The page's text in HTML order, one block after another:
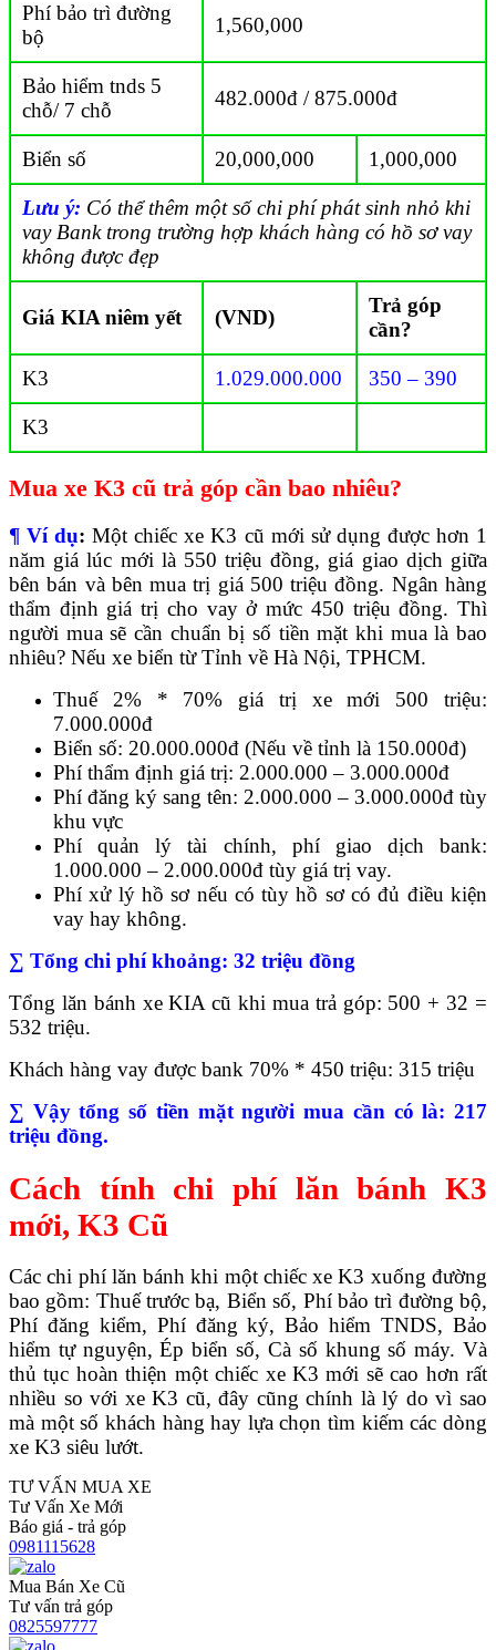
Phí bảo trì đường
bộ
1,560,000
Bảo hiểm tnds 5
chỗ/ 7 chỗ
482.000đ / 875.000đ
Biển số 20,000,000 1,000,000
Lưu ý: Có thể thêm một số chi phí phát sinh nhỏ khi
vay Bank trong trường hợp khách hàng có hồ sơ vay
không được đẹp
Giá KIA niêm yết (VND)
Trả góp
cần?
K3 1.029.000.000 350 – 390
K3
Mua xe K3 cũ trả góp cần bao nhiêu?
¶ Ví dụ: Một chiếc xe K3 cũ mới sử dụng được hơn 1
năm giá lúc mới là 550 triệu đồng, giá giao dịch giữa
bên bán và bên mua trị giá 500 triệu đồng. Ngân hàng
thẩm định giá trị cho vay ở mức 450 triệu đồng. Thì
người mua sẽ cần chuẩn bị số tiền mặt khi mua là bao
nhiêu? Nếu xe biển từ Tỉnh về Hà Nội, TPHCM.
Thuế 2% * 70% giá trị xe mới 500 triệu:
7.000.000đ
Biển số: 20.000.000đ (Nếu về tỉnh là 150.000đ)
Phí thẩm định giá trị: 2.000.000 – 3.000.000đ
Phí đăng ký sang tên: 2.000.000 – 3.000.000đ tùy
khu vực
Phí quản lý tài chính, phí giao dịch bank:
1.000.000 – 2.000.000đ tùy giá trị vay.
Phí xử lý hồ sơ nếu có tùy hồ sơ có đủ điều kiện
vay hay không.
∑ Tổng chi phí khoảng: 32 triệu đồng
Tổng lăn bánh xe KIA cũ khi mua trả góp: 500 + 32 =
532 triệu.
Khách hàng vay được bank 70% * 450 triệu: 315 triệu
∑ Vậy tổng số tiền mặt người mua cần có là: 217
triệu đồng.
Cách tính chi phí lăn bánh K3
mới, K3 Cũ
Các chi phí lăn bánh khi một chiếc xe K3 xuống đường
bao gồm: Thuế trước bạ, Biển số, Phí bảo trì đường bộ,
Phí đăng kiểm, Phí đăng ký, Bảo hiểm TNDS, Bảo
hiểm tự nguyện, Ép biển số, Cà số khung số máy. Và
thủ tục hoàn thiện một chiếc xe K3 mới sẽ cao hơn rất
nhiều so với xe K3 cũ, đây cũng chính là lý do vì sao
mà một số khách hàng hay lựa chọn tìm kiếm các dòng
xe K3 siêu lướt.
TƯ VẤN MUA XE
Tư Vấn Xe Mới
Báo giá - trả góp
0981115628
Mua Bán Xe Cũ
Tư vấn trả góp
0825597777